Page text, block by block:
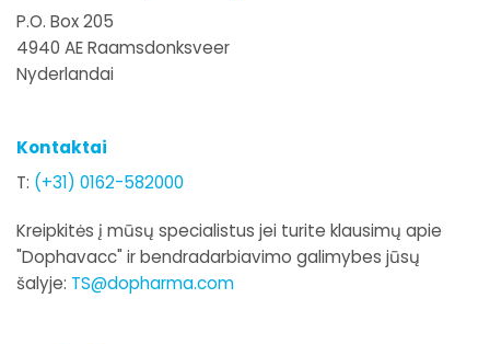
P.O. Box 205
4940 AE Raamsdonksveer
Nyderlandai
Kontaktai
T: (+31) 0162-582000
Kreipkitės į mūsų specialistus jei turite klausimų apie
"Dophavacc" ir bendradarbiavimo galimybes jūsų
šalyje: TS@dopharma.com